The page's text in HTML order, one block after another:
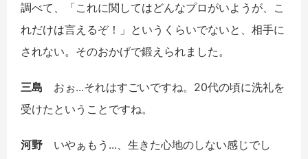
調べて、「これに関してはどんなプロがいようが、こ
れだけは言えるぞ！」というくらいでないと、相手に
されない。そのおかげで鍛えられました。
三島 おぉ...それはすごいですね。20代の頃に洗礼を
受けたということですね。
河野 いやぁもう...、生きた心地のしない感じでし